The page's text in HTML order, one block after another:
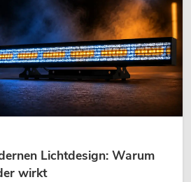
Lichtdesign: Warum
wirkt